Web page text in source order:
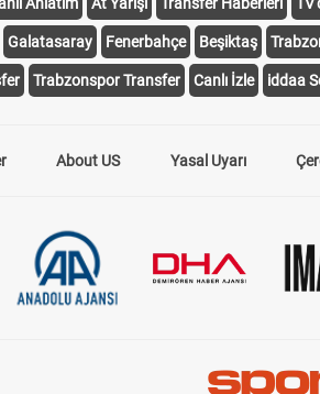
Galatasaray Fenerbahçe Beşiktaş
Trabzonspor Transfer Canlı İzle iddaa
About US Yasal Uyarı